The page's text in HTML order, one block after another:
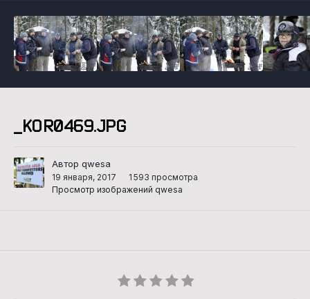
_KOR0469.JPG
Автор qwesa
19 января, 2017
1 593 просмотра
Просмотр изображений qwesa